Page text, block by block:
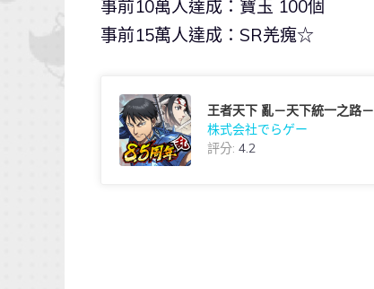
事前10萬人達成：寶玉 100個
事前15萬人達成：SR羌瘣☆
王者天下 亂－天下統一之路－
株式会社でらゲー
評分: 4.2